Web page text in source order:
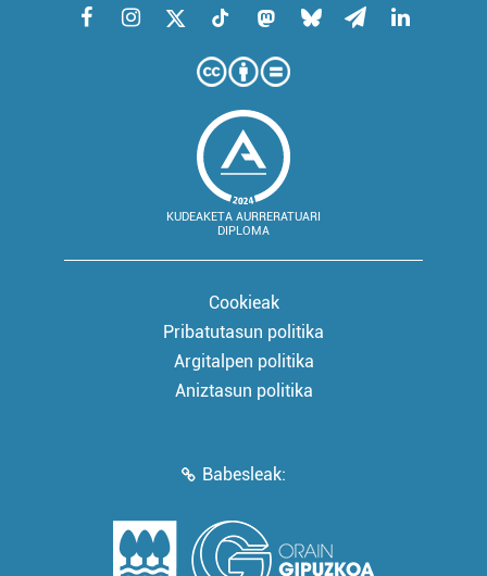
KUDEAKETA AURRERATUARI
DIPLOMA
Cookieak
Pribatutasun politika
Argitalpen politika
Aniztasun politika
Babesleak: